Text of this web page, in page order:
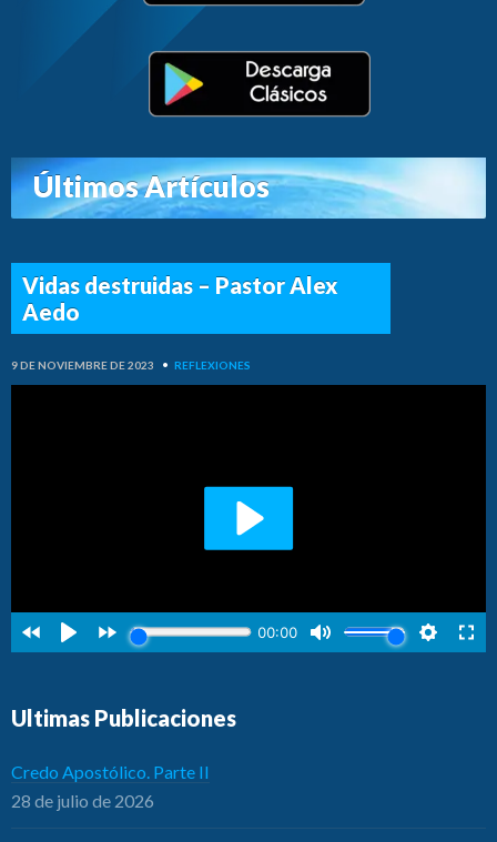
Últimos Artículos
Vidas destruidas – Pastor Alex
Aedo
9 DE NOVIEMBRE DE 2023 • REFLEXIONES
Ultimas Publicaciones
Credo Apostólico. Parte II
28 de julio de 2026